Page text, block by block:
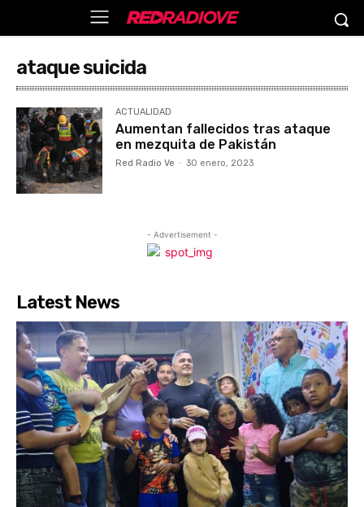
ataque suicida
ACTUALIDAD
Aumentan fallecidos tras ataque
en mezquita de Pakistán
Red Radio Ve - 30 enero, 2023
- Advertisement -
Latest News